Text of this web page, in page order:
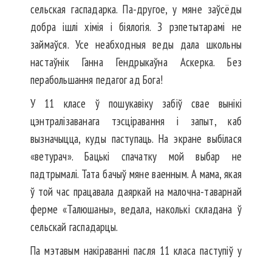
сельская гаспадарка. Па-другое, у мяне заўсёды
добра ішлі хімія і біялогія. З рэпетытарамі не
займаўся. Усе неабходныя веды дала школьны
настаўнік Ганна Гендрыкаўна Аскерка. Без
перабольшання педагог ад Бога!
У 11 класе ў пошукавіку забіў свае вынікі
цэнтралізаванага тэсціравання і запыт, каб
вызначыцца, куды паступаць. На экране выбілася
«ветурач». Бацькі спачатку мой выбар не
падтрымалі. Тата бачыў мяне ваенным. А мама, якая
ў той час працавала даяркай на малочна-таварнай
ферме «Талюшаны», ведала, наколькі складана ў
сельскай гаспадарцы.
Па мэтавым накіраванні пасля 11 класа паступіў у